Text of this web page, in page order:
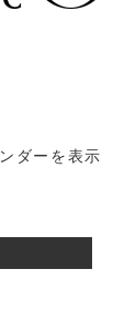
ダーを表示